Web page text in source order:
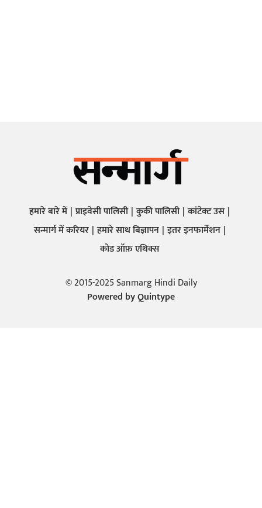
हमारे बारे में प्राइवेसी पालिसी कुकी पालिसी कांटेक्ट उस
सन्मार्ग में करियर हमारे साथ बिज्ञापन इतर इनफार्मेशन
कोड ऑफ़ एथिक्स
© 2015-2025 Sanmarg Hindi Daily
Powered byQuintype